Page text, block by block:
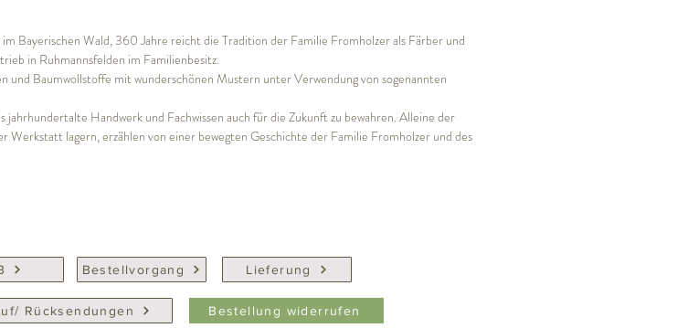
Bayerischen Wald, 360 Jahre reicht die Tradition der Familie Fromholzer als Färber und
in Ruhmannsfelden im Familienbesitz.
Baumwollstoffe mit wunderschönen Mustern unter Verwendung von sogenannten
Handwerk und Fachwissen auch für die Zukunft zu bewahren. Alleine der
lagern, erzählen von einer bewegten Geschichte der Familie Fromholzer und des
Bestellvorgang Lieferung
Rücksendungen Bestellung widerrufen